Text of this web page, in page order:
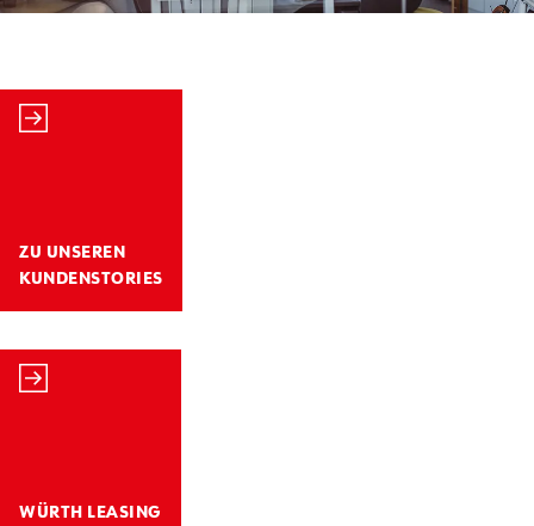
ZU UNSEREN
KUNDENSTORIES
WÜRTH LEASING